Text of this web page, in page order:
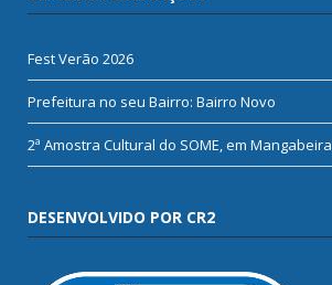
Fest Verão 2026
Prefeitura no seu Bairro: Bairro Novo
2ª Amostra Cultural do SOME, em Mangabeira
DESENVOLVIDO POR CR2